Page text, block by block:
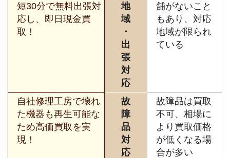
短30分で無料出張対
応し、即日現金買
取！
地
域
・
出
張
対
応
舗がないこと
もあり、対応
地域が限られ
ている
自社修理工房で壊れ
た機器も再生可能な
ため高価買取を実
現！
故
障
品
対
応
故障品は買取
不可、相場に
より買取価格
が低くなる場
合が多い